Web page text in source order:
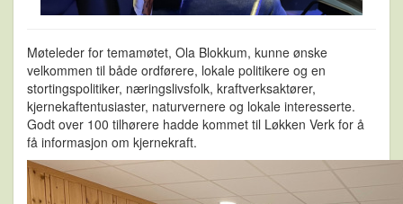
Møteleder for temamøtet, Ola Blokkum, kunne ønske
velkommen til både ordførere, lokale politikere og en
stortingspolitiker, næringslivsfolk, kraftverksaktører,
kjernekaftentusiaster, naturvernere og lokale interesserte.
Godt over 100 tilhørere hadde kommet til Løkken Verk for å
få informasjon om kjernekraft.